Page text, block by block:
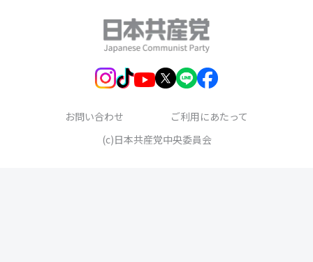
お問い合わせ
ご利用にあたって
(c)日本共産党中央委員会